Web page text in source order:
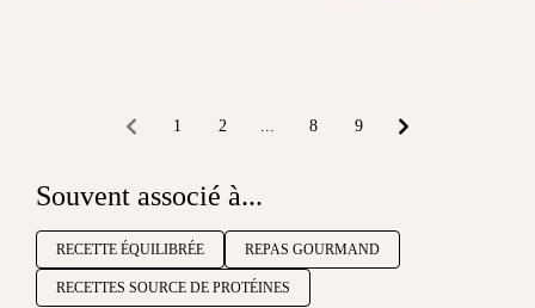
1 2 ... 8 9
Souvent associé à...
RECETTE ÉQUILIBRÉE REPAS GOURMAND
RECETTES SOURCE DE PROTÉINES